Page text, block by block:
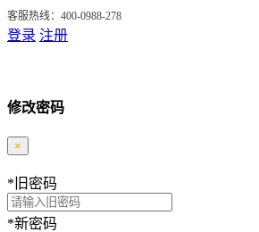
客服热线：400-0988-278
登录 注册
修改密码
×
* 旧密码
*新密码